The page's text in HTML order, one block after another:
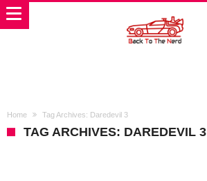
Home Tag Archives: Daredevil 3
TAG ARCHIVES: DAREDEVIL 3